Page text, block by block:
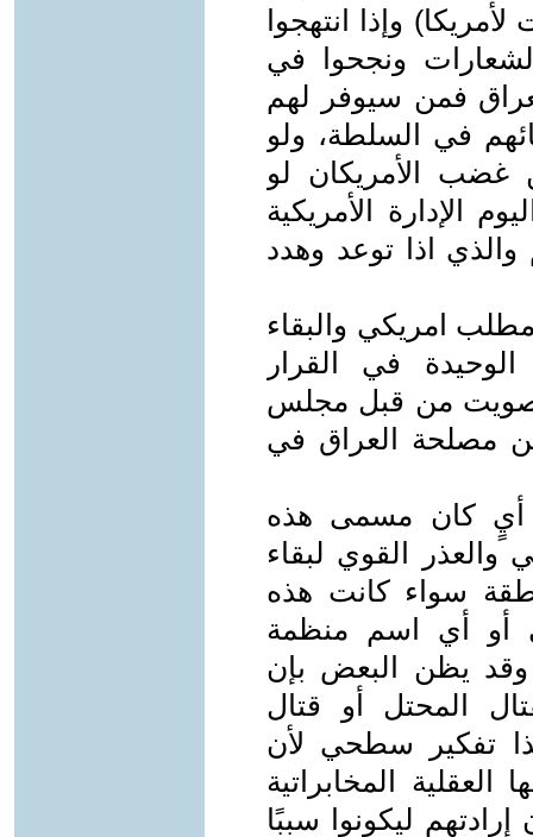
وإذا انتهجوا
ونجحوا في
فمن سيوفر لهم
في السلطة، ولو
غضب الأمريكان لو
الإدارة الأمريكية
والذي اذا توعد وهدد
امريكي والبقاء
في القرار
من قبل مجلس
مصلحة العراق في
أيٍ كان مسمى هذه
والعذر القوي لبقاء
سواء كانت هذه
أو أي اسم منظمة
وقد يظن البعض بإن
المحتل أو قتال
تفكير سطحي لأن
المخابراتية
ليكونوا سببًا